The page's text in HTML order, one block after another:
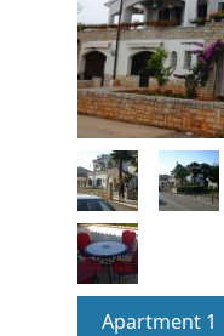
webcams
Treffen Sie Kroatien
museen
Apartment 1